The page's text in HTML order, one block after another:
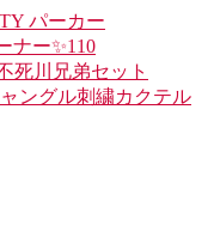
パーカー
ナー✨110
死川兄弟セット
ングル刺繍カクテル